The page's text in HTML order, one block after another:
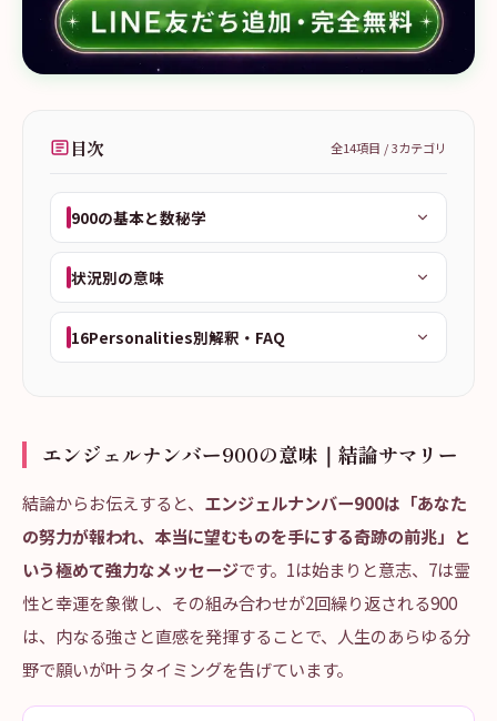
目次 全14項目 /3カテゴリ
900の基本と数秘学
状況別の意味
16Personalities別解釈・FAQ
エンジェルナンバー900の意味｜結論サマリー
結論からお伝えすると、 エンジェルナンバー900は「あなた
の努力が報われ、本当に望むものを手にする奇跡の前兆」と
いう極めて強力なメッセージです。1は始まりと意志、7は霊
性と幸運を象徴し、その組み合わせが2回繰り返される900
は、内なる強さと直感を発揮することで、人生のあらゆる分
野で願いが叶うタイミングを告げています。